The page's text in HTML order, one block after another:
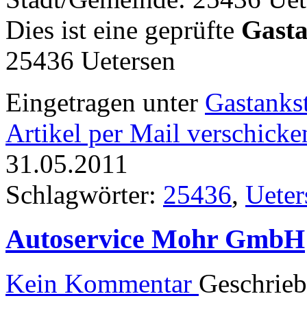
Dies ist eine geprüfte
25436 Uetersen
Eingetragen unter
Artikel per Mail
31.05.2011
Schlagwörter: 25436,
Autoservice Mohr GmbH
Kein Kommentar